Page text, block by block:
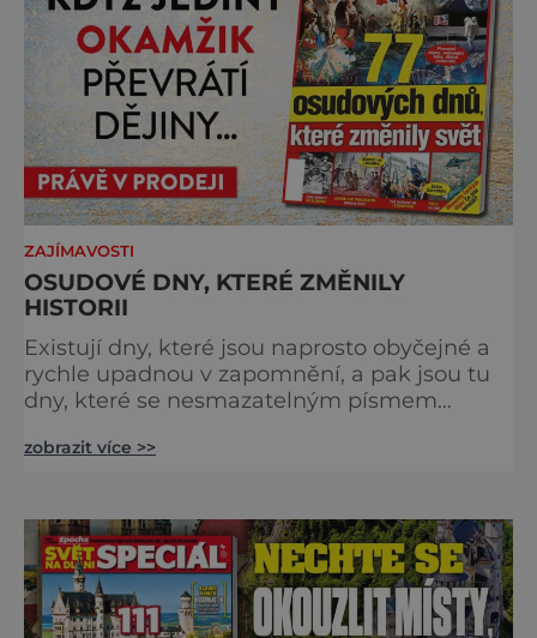
šumavských hřebenů, kde se střídá hustý les
ZAJÍMAVOSTI
OSUDOVÉ DNY, KTERÉ ZMĚNILY
HISTORII
Existují dny, které jsou naprosto obyčejné a
rychle upadnou v zapomnění, a pak jsou tu
dny, které se nesmazatelným písmem
dojde k významnému objevu nebo děsivé
krážem. Je 10. dubna roku 49 př. n. l. a na
břehu říčky Rubikon pronáší Gaius Julius
Caesar svou slavnou vě
zobrazit více >>